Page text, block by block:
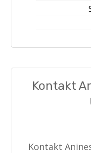
Kontakt
Kontakt